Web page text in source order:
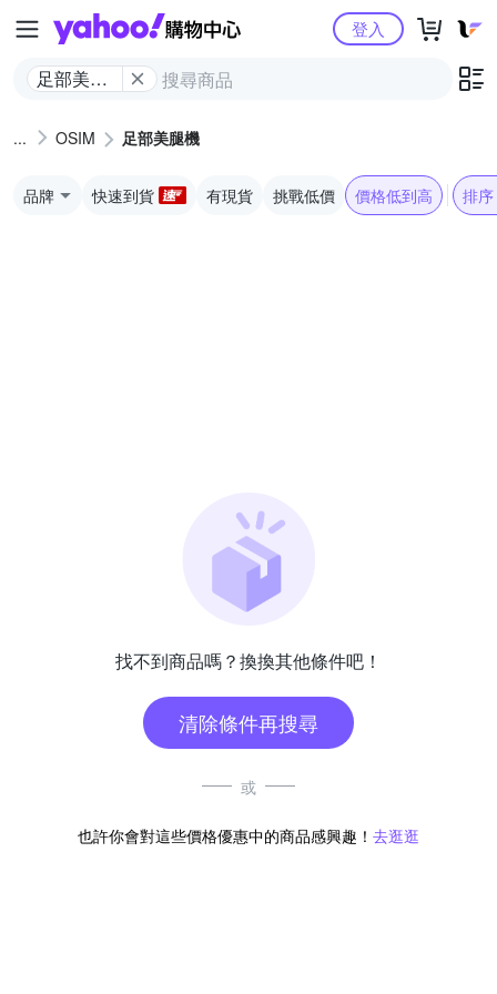
Yahoo購物中心
足部美腿
登入
OSIM 足部美腿機
品牌 快速到貨 有現貨 挑戰低價 價格低到高 排序
找不到商品嗎？換換其他條件吧！
清除條件再搜尋
或
也許你會對這些價格優惠中的商品感興趣！ 去逛逛